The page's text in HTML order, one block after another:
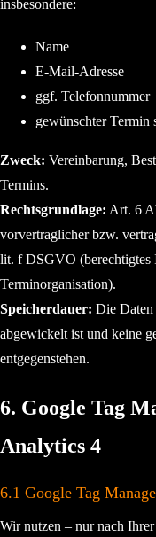
insbesondere:
Name
E-Mail-Adresse
ggf. Telefonnummer
gewünschter
Zweck: Vereinbarung,
Termins.
Rechtsgrundlage: Art. 6
vorvertraglicher bzw.
lit. f DSGVO (berechtigtes
Terminorganisation).
Speicherdauer: Die Daten
abgewickelt ist und keine
entgegenstehen.
6. Google Tag
Analytics 4
6.1 Google Tag
Wir nutzen – nur nach